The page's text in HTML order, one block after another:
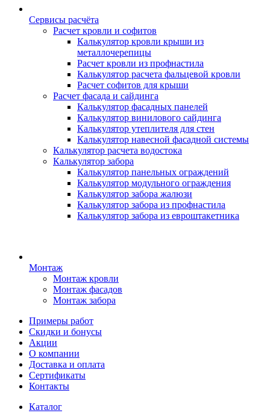
Сервисы расчёта
Расчет кровли и софитов
Калькулятор кровли крыши из
металлочерепицы
Расчет кровли из профнастила
Калькулятор расчета фальцевой кровли
Расчет софитов для крыши
Расчет фасада и сайдинга
Калькулятор фасадных панелей
Калькулятор винилового сайдинга
Калькулятор утеплителя для стен
Калькулятор навесной фасадной системы
Калькулятор расчета водостока
Калькулятор забора
Калькулятор панельных ограждений
Калькулятор модульного ограждения
Калькулятор забора жалюзи
Калькулятор забора из профнастила
Калькулятор забора из евроштакетника
Монтаж
Монтаж кровли
Монтаж фасадов
Монтаж забора
Примеры работ
Скидки и бонусы
Акции
О компании
Доставка и оплата
Сертификаты
Контакты
Каталог